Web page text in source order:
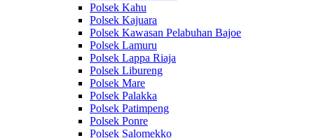
Polsek Kahu
Polsek Kajuara
Polsek Kawasan Pelabuhan Bajoe
Polsek Lamuru
Polsek Lappa Riaja
Polsek Libureng
Polsek Mare
Polsek Palakka
Polsek Patimpeng
Polsek Ponre
Polsek Salomekko